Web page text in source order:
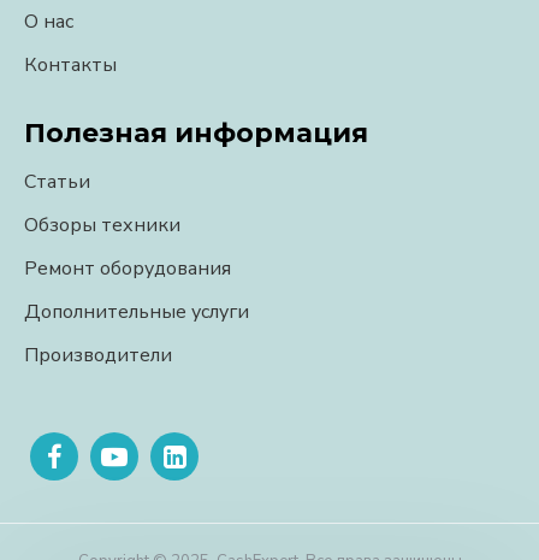
О нас
Контакты
Полезная информация
Статьи
Обзоры техники
Ремонт оборудования
Дополнительные услуги
Производители